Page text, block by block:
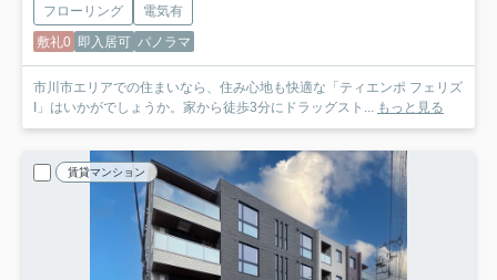
フローリング
電気有
敷礼0 即入居可 パノラマ
市川市エリアでの住まいなら、住み心地も快適な「ティエンポ フェリズ
I」はいかがでしょうか。家から徒歩3分にドラッグスト... もっと見る
賃貸マンション